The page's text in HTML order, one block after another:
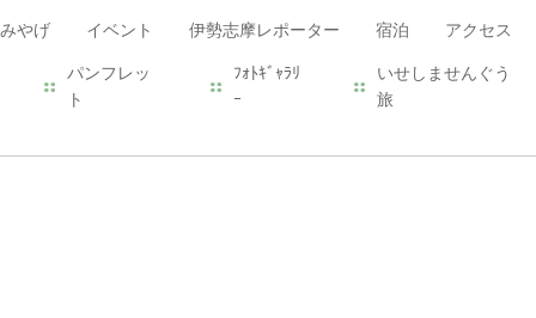
やげ イベント 伊勢志摩レポーター 宿泊 アクセス
パンフレッ
ト
ﾌｫﾄｷﾞｬﾗﾘ
ｰ
いせしませんぐう
旅